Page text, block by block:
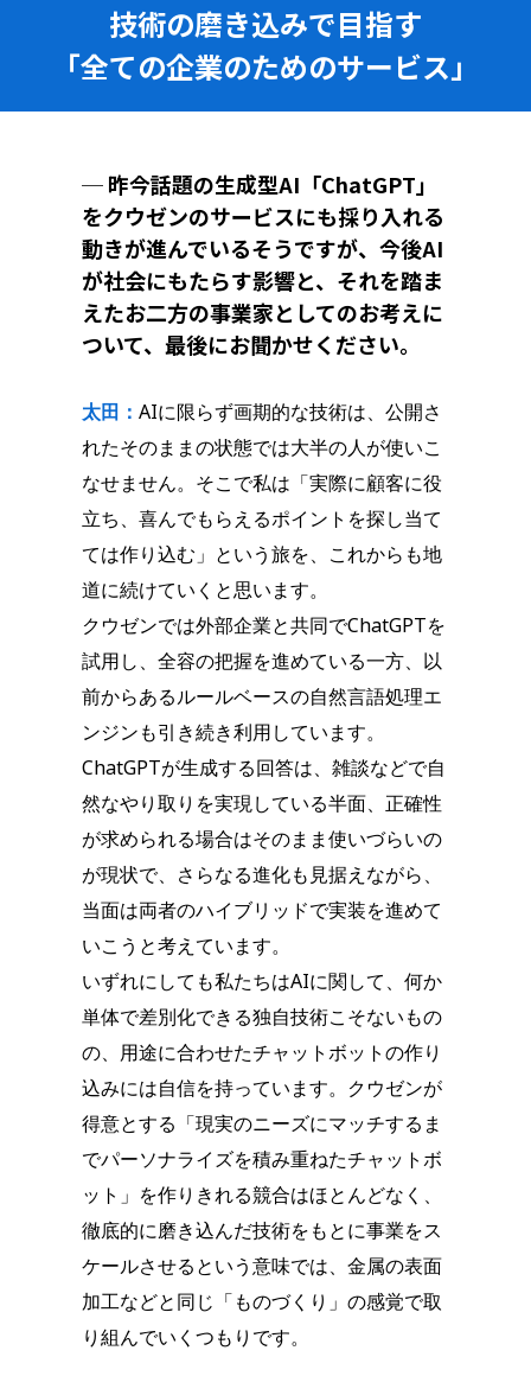
技術の磨き込みで目指す
「全ての企業のためのサービス」
─ 昨今話題の生成型AI「ChatGPT」
をクウゼンのサービスにも採り入れる
動きが進んでいるそうですが、今後AI
が社会にもたらす影響と、それを踏ま
えたお二方の事業家としてのお考えに
ついて、最後にお聞かせください。
太田： AIに限らず画期的な技術は、公開さ
れたそのままの状態では大半の人が使いこ
なせません。そこで私は「実際に顧客に役
立ち、喜んでもらえるポイントを探し当て
ては作り込む」という旅を、これからも地
道に続けていくと思います。
クウゼンでは外部企業と共同でChatGPTを
試用し、全容の把握を進めている一方、以
前からあるルールベースの自然言語処理エ
ンジンも引き続き利用しています。
ChatGPTが生成する回答は、雑談などで自
然なやり取りを実現している半面、正確性
が求められる場合はそのまま使いづらいの
が現状で、さらなる進化も見据えながら、
当面は両者のハイブリッドで実装を進めて
いこうと考えています。
いずれにしても私たちはAIに関して、何か
単体で差別化できる独自技術こそないもの
の、用途に合わせたチャットボットの作り
込みには自信を持っています。クウゼンが
得意とする「現実のニーズにマッチするま
でパーソナライズを積み重ねたチャットボ
ット」を作りきれる競合はほとんどなく、
徹底的に磨き込んだ技術をもとに事業をス
ケールさせるという意味では、金属の表面
加工などと同じ「ものづくり」の感覚で取
り組んでいくつもりです。